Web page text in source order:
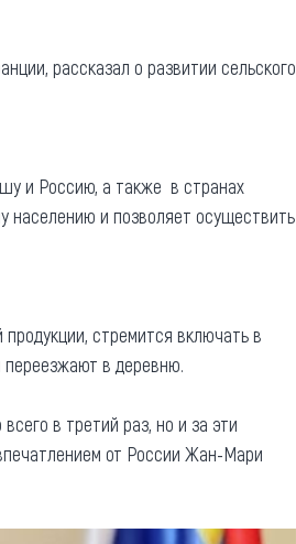
рассказал о развитии сельского
и Россию, а также в странах
населению и позволяет осуществить
стремится включать в
переезжают в деревню.
в третий раз, но и за эти
от России Жан-Мари